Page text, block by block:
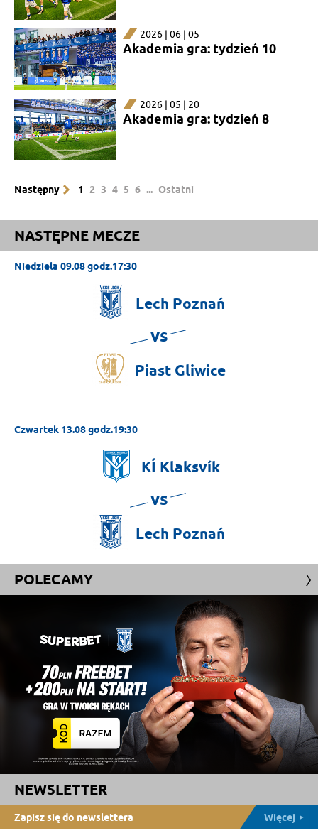
2026 | 06 | 05
Akademia gra: tydzień 10
2026 | 05 | 20
Akademia gra: tydzień 8
Następny 1 2 3 4 5 6 ... Ostatni
NASTĘPNE MECZE
Niedziela 09.08 godz.17:30
Lech Poznań
vs
Piast Gliwice
Czwartek 13.08 godz.19:30
KÍ Klaksvík
vs
Lech Poznań
POLECAMY
NEWSLETTER
Zapisz się do newslettera Więcej